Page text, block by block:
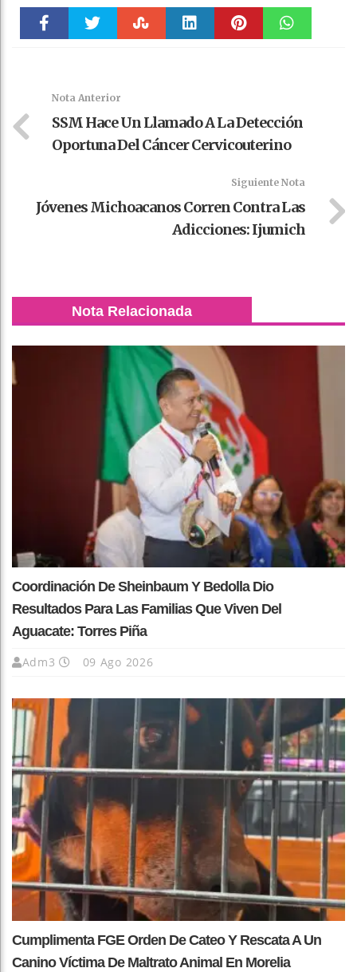
Nota Anterior
SSM Hace Un Llamado A La Detección
Oportuna Del Cáncer Cervicouterino
Siguiente Nota
Jóvenes Michoacanos Corren Contra Las
Adicciones: Ijumich
Nota Relacionada
Coordinación De Sheinbaum Y Bedolla Dio
Resultados Para Las Familias Que Viven Del
Aguacate: Torres Piña
Adm3 09 Ago 2026
Cumplimenta FGE Orden De Cateo Y Rescata A Un
Canino Víctima De Maltrato Animal En Morelia